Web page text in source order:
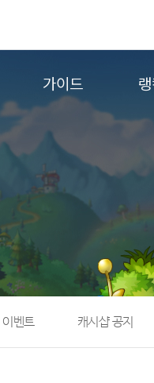
가이드
게임정보
직업소개
확률형 아이템
NEXON NOW
이벤트 캐시샵 공지